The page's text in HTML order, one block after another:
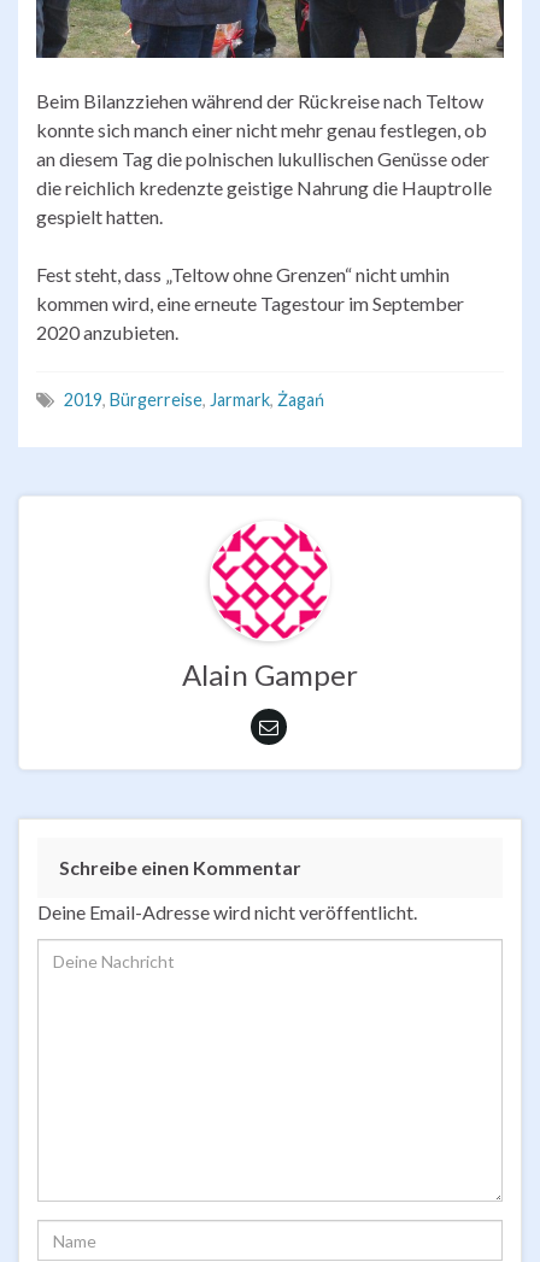
Beim Bilanzziehen während der Rückreise nach Teltow
konnte sich manch einer nicht mehr genau festlegen, ob
an diesem Tag die polnischen lukullischen Genüsse oder
die reichlich kredenzte geistige Nahrung die Hauptrolle
gespielt hatten.
Fest steht, dass „Teltow ohne Grenzen“ nicht umhin
kommen wird, eine erneute Tagestour im September
2020 anzubieten.
2019, Bürgerreise, Jarmark, Żagań
Alain Gamper
Schreibe einen Kommentar
Deine Email-Adresse wird nicht veröffentlicht.